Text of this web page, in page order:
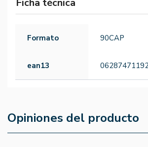
Ficha técnica
Formato 90CAP
ean13
Opiniones del producto